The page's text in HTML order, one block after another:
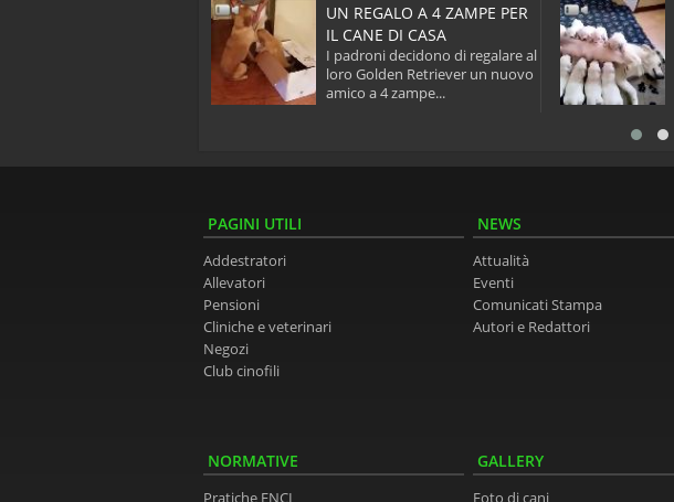
UN REGALO A 4 ZAMPE PER
IL CANE DI CASA
I padroni decidono di regalare al
loro Golden Retriever un nuovo
amico a 4 zampe...
PAGINI UTILI
Addestratori
Allevatori
Pensioni
Cliniche e veterinari
Negozi
Club cinofili
NEWS
Attualità
Eventi
Comunicati Stampa
Autori e Redattori
NORMATIVE GALLERY